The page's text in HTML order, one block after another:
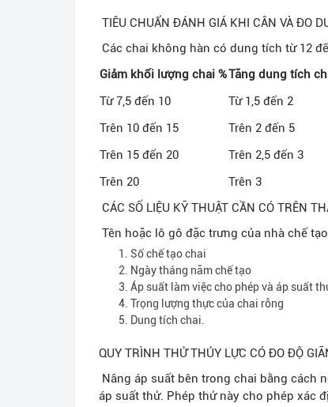
TIÊU CHUẨN ĐÁNH GIÁ KHI CÂN VÀ ĐO
Các chai không hàn có dung tích từ 12
Giảm khối lượng chai %Tăng dung tích
Từ 7,5 đến 10
Từ 1,5 đến 2
Trên 10 đến 15
Trên 2 đến 5
Trên 15 đến 20
Trên 2,5 đến 3
Trên 20
Trên 3
CÁC SỐ LIỆU KỸ THUẬT CẦN CÓ TRÊN
Tên hoặc lô gô đặc trưng của nhà chế tạo
Số chế tạo chai
Ngày tháng năm chế tạo
Áp suất làm việc cho phép và áp suất
Trọng lượng thực của chai rỗng
Dung tích chai.
QUY TRÌNH THỬ THỦY LỰC CÓ ĐO ĐỘ
Nâng áp suất bên trong chai bằng cách
áp suất thử. Phép thử này cho phép xác